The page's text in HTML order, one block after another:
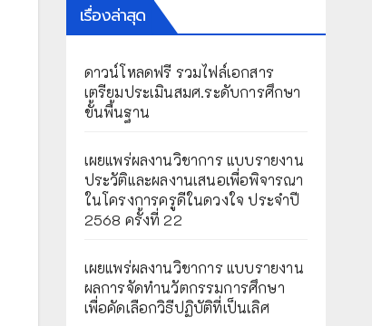
เรื่องล่าสุด
ดาวน์โหลดฟรี รวมไฟล์เอกสาร
เตรียมประเมินสมศ.ระดับการศึกษา
ขั้นพื้นฐาน
เผยแพร่ผลงานวิชาการ แบบรายงาน
ประวัติและผลงานเสนอเพื่อพิจารณา
ในโครงการครูดีในดวงใจ ประจำปี
2568 ครั้งที่ 22
เผยแพร่ผลงานวิชาการ แบบรายงาน
ผลการจัดทำนวัตกรรมการศึกษา
เพื่อคัดเลือกวิธีปฏิบัติที่เป็นเลิศ